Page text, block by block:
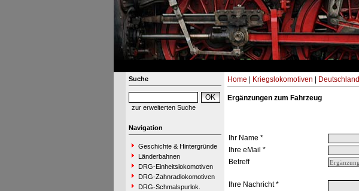
Suche
zur erweiterten Suche
Navigation
Geschichte & Hintergründe
Länderbahnen
DRG-Einheitslokomotiven
DRG-Zahnradlokomotiven
DRG-Schmalspurlok.
Home Kriegslokomotiven Deutschland
Ergänzungen zum Fahrzeug
Ihr Name *
Ihre eMail *
Betreff
Ihre Nachricht *